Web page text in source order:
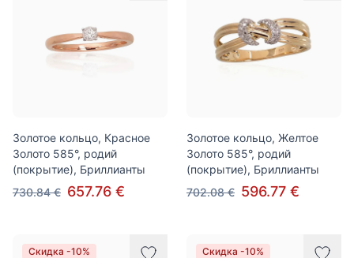
Золотое кольцо, Красное
Золото 585°, родий
(покрытие), Бриллианты
730.84 € 657.76 €
Золотое кольцо, Желтое
Золото 585°, родий
(покрытие), Бриллианты
702.08 € 596.77 €
Скидка -10% Скидка -10%